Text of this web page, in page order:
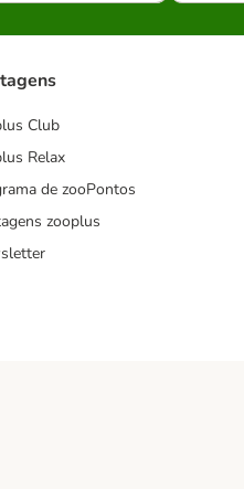
Club
Relax
de zooPontos
zooplus